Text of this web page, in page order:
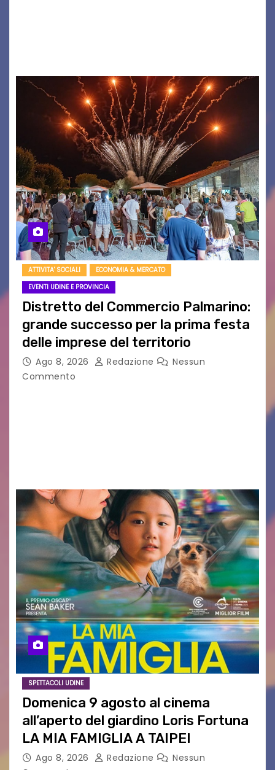
ATTIVITA' SOCIALI
ECONOMIA & MERCATO
EVENTI UDINE E PROVINCIA
Distretto del Commercio Palmarino:
grande successo per la prima festa
delle imprese del territorio
Ago 8, 2026 Redazione
Nessun
Commento
SPETTACOLI UDINE
Domenica 9 agosto al cinema
all’aperto del giardino Loris Fortuna
LA MIA FAMIGLIA A TAIPEI
Ago 8, 2026 Redazione
Nessun